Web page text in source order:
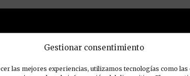
Gestionar consentimiento
las mejores experiencias, utilizamos tecnologías como las
INFORMACIÓN